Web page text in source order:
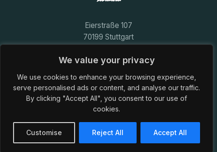
We value your privacy
We use cookies to enhance your browsing experience,
serve personalised ads or content, and analyse our traffic.
By clicking "Accept All", you consent to our use of
cookies.
Customise Reject All Accept All
Eierstraße 107
70199 Stuttgart
aktivitas@marcomannia-stuttgart.de
© 2026 Landsmannschaft Marcomannia im CC zu Stuttgart.
Alle Rechte vorbehalten.